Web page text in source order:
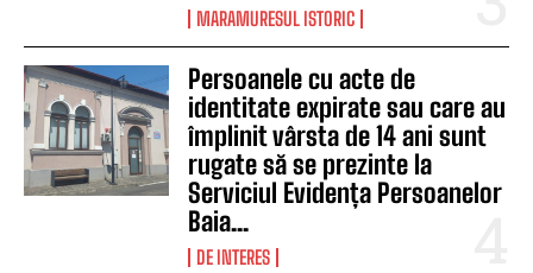
MARAMURESUL ISTORIC
Persoanele cu acte de
identitate expirate sau care au
împlinit vârsta de 14 ani sunt
rugate să se prezinte la
Serviciul Evidența Persoanelor
Baia...
DE INTERES